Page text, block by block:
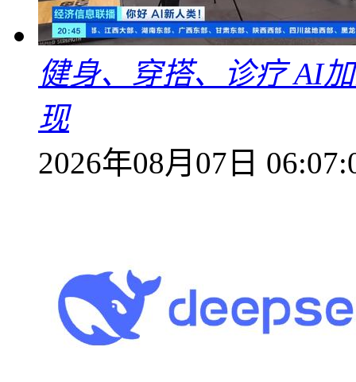
健身、穿搭、诊疗 AI
现
2026年08月07日